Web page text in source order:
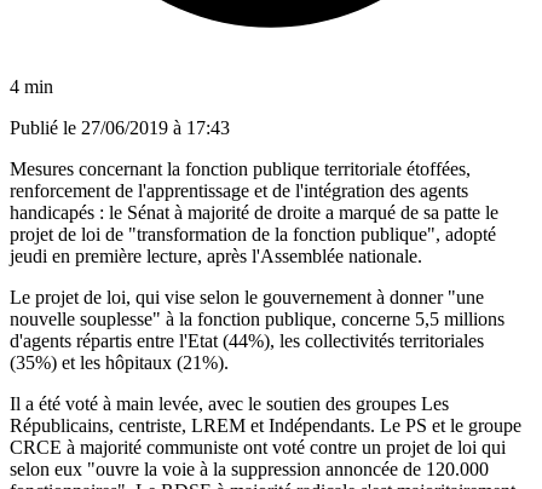
4 min
Publié le 27/06/2019 à 17:43
Mesures concernant la fonction publique territoriale étoffées,
renforcement de l'apprentissage et de l'intégration des agents
handicapés : le Sénat à majorité de droite a marqué de sa patte le
projet de loi de "transformation de la fonction publique", adopté
jeudi en première lecture, après l'Assemblée nationale.
Le projet de loi, qui vise selon le gouvernement à donner "une
nouvelle souplesse" à la fonction publique, concerne 5,5 millions
d'agents répartis entre l'Etat (44%), les collectivités territoriales
(35%) et les hôpitaux (21%).
Il a été voté à main levée, avec le soutien des groupes Les
Républicains, centriste, LREM et Indépendants. Le PS et le groupe
CRCE à majorité communiste ont voté contre un projet de loi qui
selon eux "ouvre la voie à la suppression annoncée de 120.000